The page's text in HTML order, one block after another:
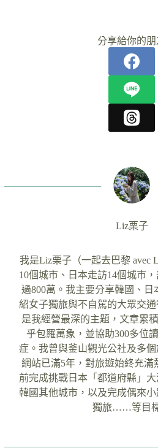
分享給你的朋
Liz栗子
我是Liz栗子（一起去巴黎 avec
10個城市、日本走訪14個城市
過800萬。我主要分享韓國、
紹女子獨旅與不自駕的大眾交
是我經營最深的主題，文章累
乎包羅萬象，並協助300多位
症。我曾與釜山觀光公社及多
網站已滿5年，對旅遊始終充滿
前完成挑戰日本「都道府縣」
韓國其他城市，以及完成偶來
獨旅……等目